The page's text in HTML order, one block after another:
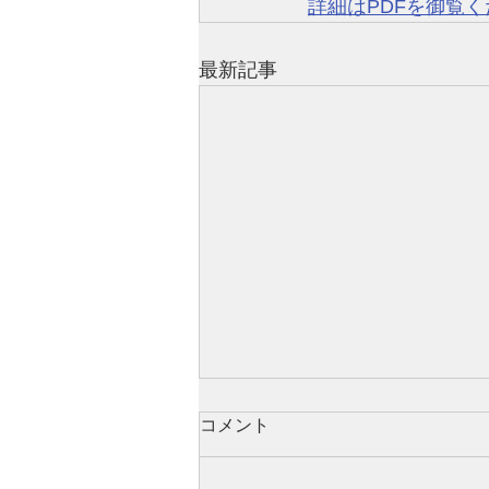
詳細はPDFを御覧
最新記事
コメント